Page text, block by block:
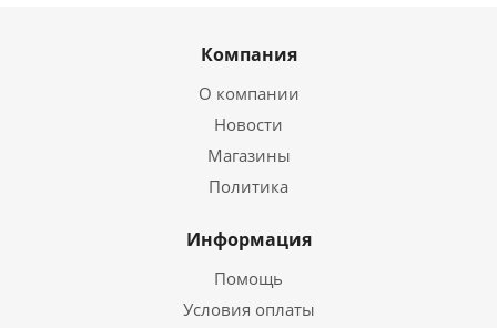
Компания
О компании
Новости
Магазины
Политика
Информация
Помощь
Условия оплаты